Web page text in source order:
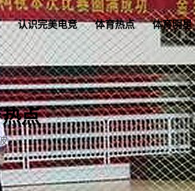
认识完美电竞 体育热点 体育明星
点